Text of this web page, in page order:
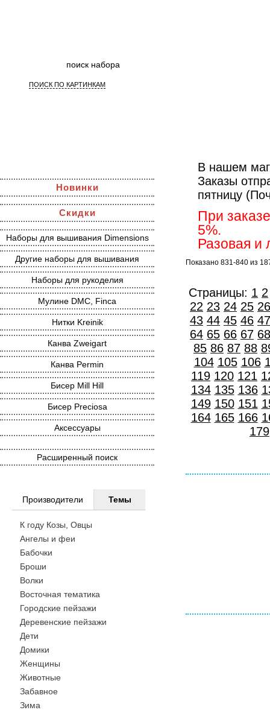
ПОИСК ПО КАРТИНКАМ
Новинки
Скидки
Наборы для вышивания Dimensions
Другие наборы для вышивания
Наборы для рукоделия
Мулине DMC, Finca
Нитки Kreinik
Канва Zweigart
Канва Permin
Бисер Mill Hill
Бисер Preciosa
Аксессуары
Расширенный поиск
Производители Темы
К году Козы, Овцы
Ангелы и феи
Бабочки
Броши
Волки
Восточная тематика
Городские пейзажи
Деревенские пейзажи
Дети
Домики
Женщины
Животные
Забавное
Зима
В нашем
Заказы
пятницу
При
5%.
Разовая и
Показано 831-840 из
Страницы: 1 2
22 23 24 25 26
43 44 45 46 47
64 65 66 67 68
85 86 87 88
104 105 106
119 120 121
134 135 136
149 150 151
164 165 166
179